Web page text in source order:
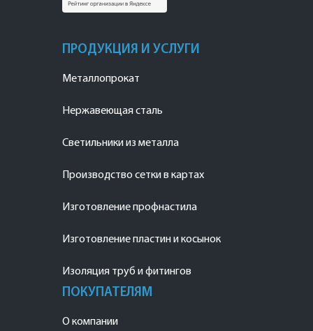
ПРОДУКЦИЯ И УСЛУГИ
Металлопрокат
Нержавеющая сталь
Светильники из металла
Производство сетки в картах
Изготовление профнастила
Изготовление пластин и косынок
Изоляция труб и фитингов
ПОКУПАТЕЛЯМ
О компании